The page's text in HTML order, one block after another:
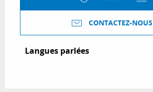
CONTACTEZ-NOUS
Langues parlées
Langues parlées